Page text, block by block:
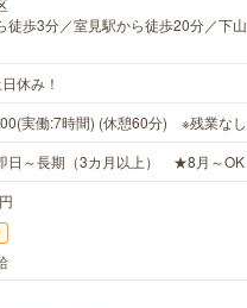
徒歩3分／室見駅から徒歩20分／下
休み！
実働:7時間) (休憩60分) ※残業なし
日～長期（3カ月以上） ★8月～OK